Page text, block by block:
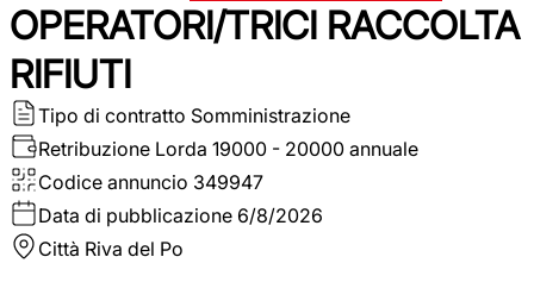
OPERATORI/TRICI RACCOLTA
RIFIUTI
Tipo di contratto Somministrazione
Retribuzione Lorda 19000 - 20000 annuale
Codice annuncio 349947
Data di pubblicazione 6/8/2026
Città Riva del Po